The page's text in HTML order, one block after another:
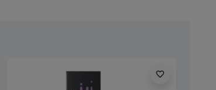
favorite_border